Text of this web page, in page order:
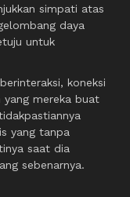
simpati atas
daya
untuk
koneksi
mereka buat
yang tanpa
saat dia
sebenarnya.